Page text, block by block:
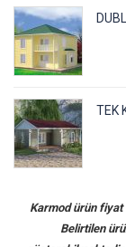
TEK
Karmod ürün fiyat
Belirtilen